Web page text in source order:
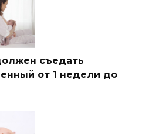
съедать
от 1 недели до